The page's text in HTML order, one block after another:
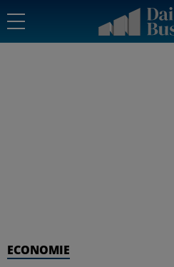
ECONOMIE